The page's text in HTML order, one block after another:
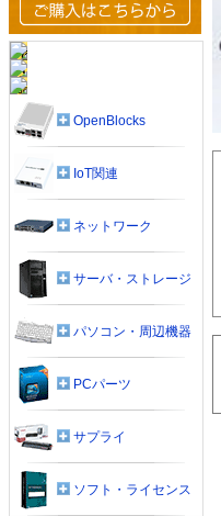
OpenBlocks
IoT関連
ネットワーク
サーバ・ストレージ
パソコン・周辺機器
PCパーツ
サプライ
ソフト・ライセンス